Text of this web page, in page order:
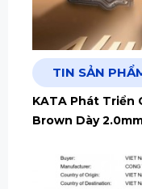
TIN SẢN
KATA Phát Triển
Brown Dày